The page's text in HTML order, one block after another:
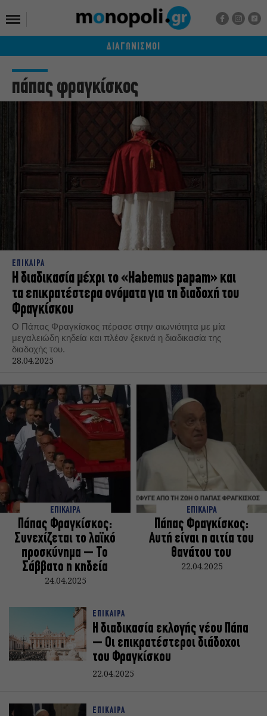
ΔΙΑΓΩΝΙΣΜΟΙ
πάπας φραγκίσκος
ΕΠΙΚΑΙΡΑ
Η διαδικασία μέχρι το «Habemus papam» και
τα επικρατέστερα ονόματα για τη διαδοχή του
Φραγκίσκου
Ο Πάπας Φραγκίσκος πέρασε στην αιωνιότητα με μία
μεγαλειώδη κηδεία και πλέον ξεκινά η διαδικασία της
διαδοχής του.
28.04.2025
ΕΠΙΚΑΙΡΑ
Πάπας Φραγκίσκος:
Συνεχίζεται το λαϊκό
προσκύνημα – Το
Σάββατο η κηδεία
24.04.2025
ΕΠΙΚΑΙΡΑ
Πάπας Φραγκίσκος:
Αυτή είναι η αιτία του
θανάτου του
22.04.2025
ΕΠΙΚΑΙΡΑ
Η διαδικασία εκλογής νέου Πάπα
– Οι επικρατέστεροι διάδοχοι
του Φραγκίσκου
22.04.2025
ΕΠΙΚΑΙΡΑ